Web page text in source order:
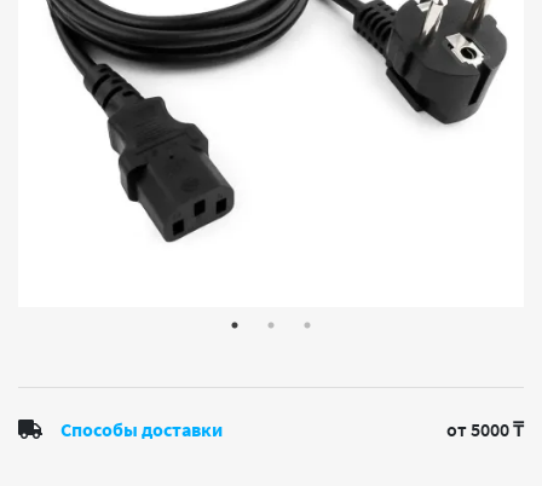
Способы доставки от 5000 ₸